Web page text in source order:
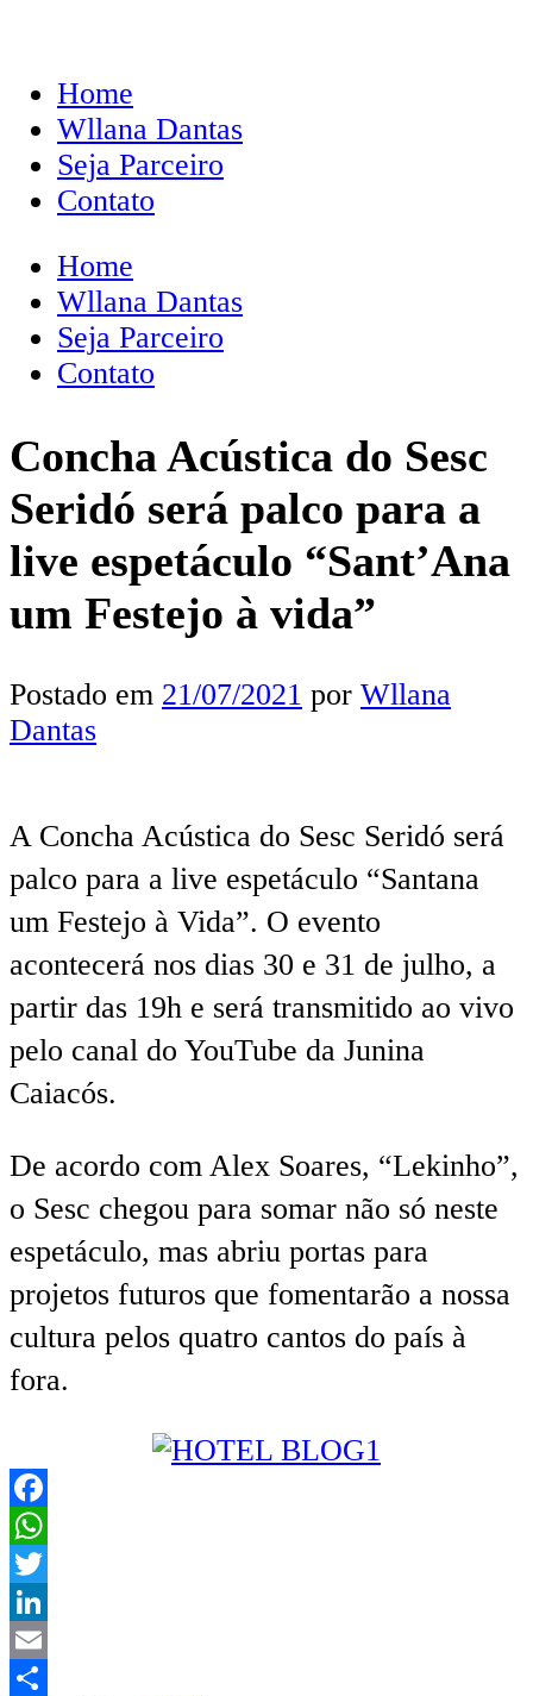
Home
Wllana Dantas
Seja Parceiro
Contato
Home
Wllana Dantas
Seja Parceiro
Contato
Concha Acústica do Sesc
Seridó será palco para a
live espetáculo “Sant’Ana
um Festejo à vida”
Postado em 21/07/2021 por Wllana
Dantas
A Concha Acústica do Sesc Seridó será
palco para a live espetáculo “Santana
um Festejo à Vida”. O evento
acontecerá nos dias 30 e 31 de julho, a
partir das 19h e será transmitido ao vivo
pelo canal do YouTube da Junina
Caiacós.
De acordo com Alex Soares, “Lekinho”,
o Sesc chegou para somar não só neste
espetáculo, mas abriu portas para
projetos futuros que fomentarão a nossa
cultura pelos quatro cantos do país à
fora.
Facebook
WhatsApp
Twitter
LinkedIn
Email